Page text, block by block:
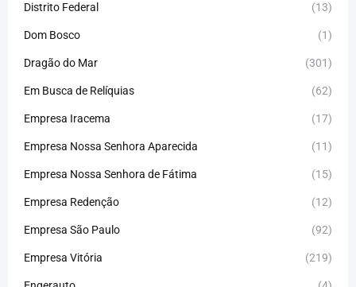
Distrito Federal (13)
Dom Bosco (1)
Dragão do Mar (301)
Em Busca de Relíquias (62)
Empresa Iracema (17)
Empresa Nossa Senhora Aparecida (11)
Empresa Nossa Senhora de Fátima (15)
Empresa Redenção (12)
Empresa São Paulo (92)
Empresa Vitória (219)